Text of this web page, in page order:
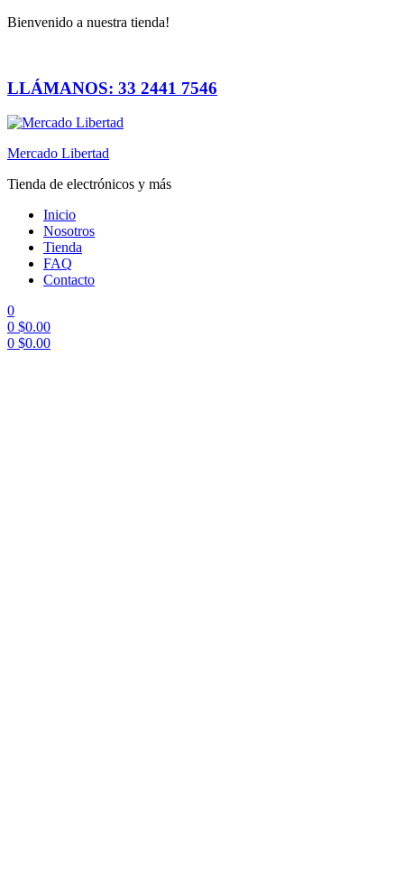
Bienvenido a nuestra tienda!
LLÁMANOS: 33 2441 7546
Mercado Libertad
Tienda de electrónicos y más
Inicio
Nosotros
Tienda
FAQ
Contacto
0
0 $0.00
0 $0.00